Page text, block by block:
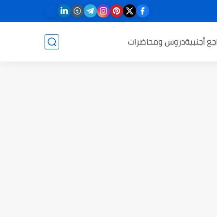
أجنبيةدروس ومحاضرات